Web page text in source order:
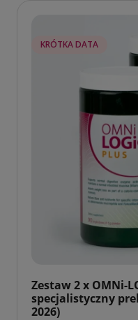
Zestaw 2 x OMNi-
specjalistyczny
2026)
KRÓTKA DATA